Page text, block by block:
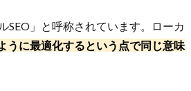
SEO」と呼称されています。ローカ
うに最適化するという点で同じ意味